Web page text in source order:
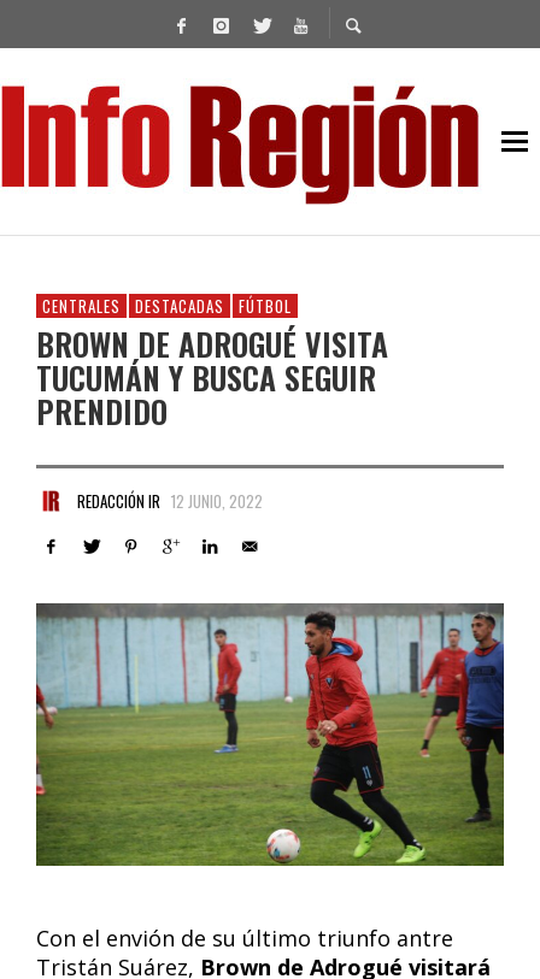
CENTRALES DESTACADAS FÚTBOL
BROWN DE ADROGUÉ VISITA
TUCUMÁN Y BUSCA SEGUIR
PRENDIDO
REDACCIÓN IR 12 JUNIO, 2022
Con el envión de su último triunfo antre
Tristán Suárez, Brown de Adrogué visitará